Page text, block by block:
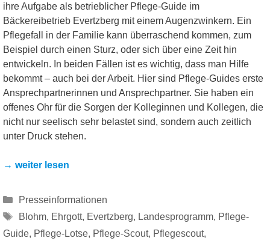
ihre Aufgabe als betrieblicher Pflege-Guide im
Bäckereibetrieb Evertzberg mit einem Augenzwinkern. Ein
Pflegefall in der Familie kann überraschend kommen, zum
Beispiel durch einen Sturz, oder sich über eine Zeit hin
entwickeln. In beiden Fällen ist es wichtig, dass man Hilfe
bekommt – auch bei der Arbeit. Hier sind Pflege-Guides erste
Ansprechpartnerinnen und Ansprechpartner. Sie haben ein
offenes Ohr für die Sorgen der Kolleginnen und Kollegen, die
nicht nur seelisch sehr belastet sind, sondern auch zeitlich
unter Druck stehen.
→ weiter lesen
Kategorien
Presseinformationen
Schlagwörter
Blohm, Ehrgott, Evertzberg, Landesprogramm, Pflege-
Guide, Pflege-Lotse, Pflege-Scout, Pflegescout,